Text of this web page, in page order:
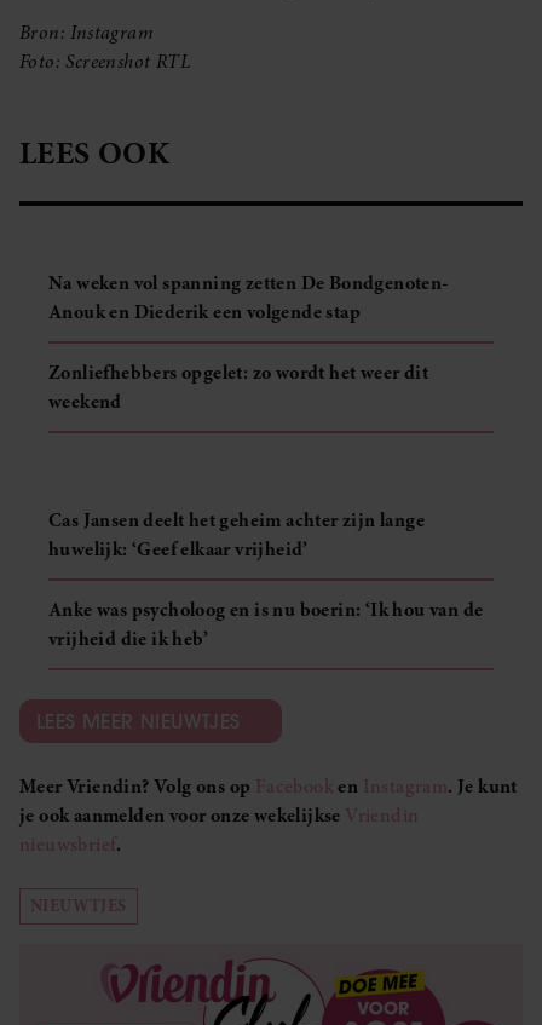
Bron: Instagram
Foto: Screenshot RTL
LEES OOK
Na weken vol spanning zetten De Bondgenoten-
Anouk en Diederik een volgende stap
Zonliefhebbers opgelet: zo wordt het weer dit
weekend
Cas Jansen deelt het geheim achter zijn lange
huwelijk: ‘Geef elkaar vrijheid’
Anke was psycholoog en is nu boerin: ‘Ik hou van de
vrijheid die ik heb’
LEES MEER NIEUWTJES
Meer Vriendin? Volg ons op Facebooken Instagram. Je kunt
je ook aanmelden voor onze wekelijkse Vriendin
nieuwsbrief.
NIEUWTJES